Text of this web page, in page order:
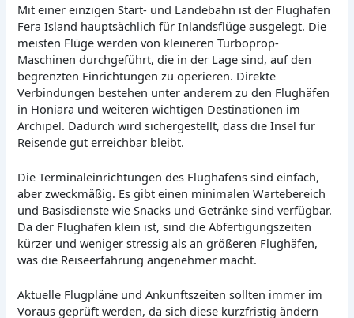
Mit einer einzigen Start- und Landebahn ist der Flughafen
Fera Island hauptsächlich für Inlandsflüge ausgelegt. Die
meisten Flüge werden von kleineren Turboprop-
Maschinen durchgeführt, die in der Lage sind, auf den
begrenzten Einrichtungen zu operieren. Direkte
Verbindungen bestehen unter anderem zu den Flughäfen
in Honiara und weiteren wichtigen Destinationen im
Archipel. Dadurch wird sichergestellt, dass die Insel für
Reisende gut erreichbar bleibt.
Die Terminaleinrichtungen des Flughafens sind einfach,
aber zweckmäßig. Es gibt einen minimalen Wartebereich
und Basisdienste wie Snacks und Getränke sind verfügbar.
Da der Flughafen klein ist, sind die Abfertigungszeiten
kürzer und weniger stressig als an größeren Flughäfen,
was die Reiseerfahrung angenehmer macht.
Aktuelle Flugpläne und Ankunftszeiten sollten immer im
Voraus geprüft werden, da sich diese kurzfristig ändern